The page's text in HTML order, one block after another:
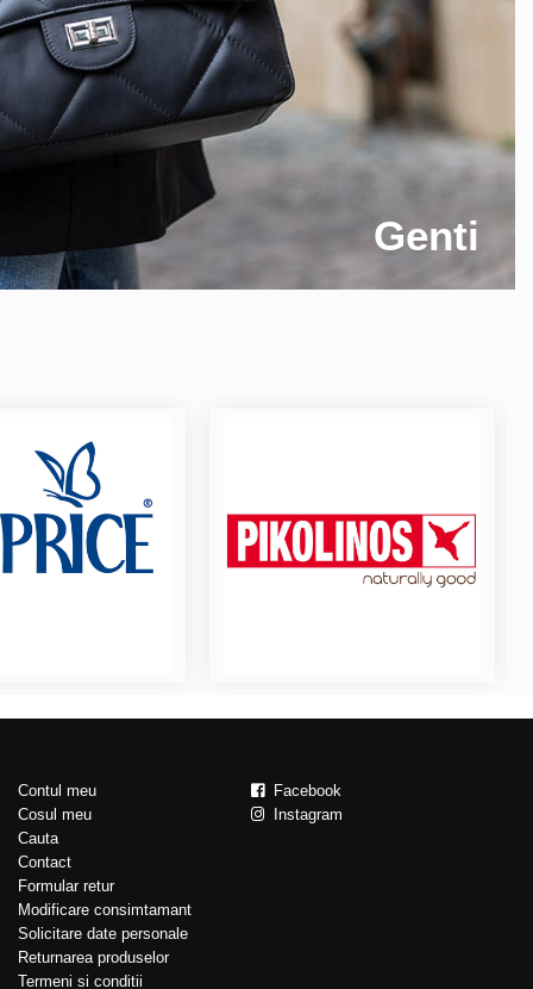
Genti
Contul meu
Cosul meu
Cauta
Contact
Formular retur
Modificare consimtamant
Solicitare date personale
Returnarea produselor
Termeni si conditii
Facebook
Instagram